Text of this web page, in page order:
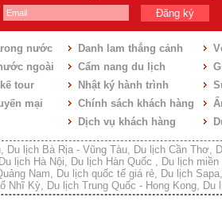
Đăng ký
nước
ngoài
tour
mại
Danh lam thắng cảnh
Cẩm nang du lịch
Nhật ký hành trình
Chính sách khách hàng
Dịch vụ khách hàng
, Du lịch Bà Rịa - Vũng Tàu, Du lịch Cần Thơ,
Du lịch Hà Nội, Du lịch Hàn Quốc , Du lịch miền
Nam, Du lịch quốc tế giá rẻ, Du lịch Sapa
Nhĩ Kỳ, Du lịch Trung Quốc - Hong Kong, Du